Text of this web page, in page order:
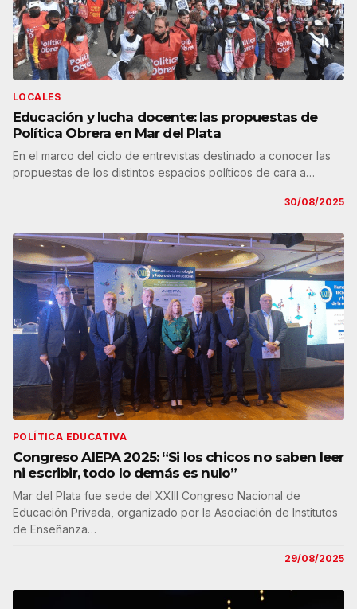
LOCALES
Educación y lucha docente: las propuestas de
Política Obrera en Mar del Plata
En el marco del ciclo de entrevistas destinado a conocer las
propuestas de los distintos espacios políticos de cara a…
30/08/2025
POLÍTICA EDUCATIVA
Congreso AIEPA 2025: “Si los chicos no saben leer
ni escribir, todo lo demás es nulo”
Mar del Plata fue sede del XXIII Congreso Nacional de
Educación Privada, organizado por la Asociación de Institutos
de Enseñanza…
29/08/2025